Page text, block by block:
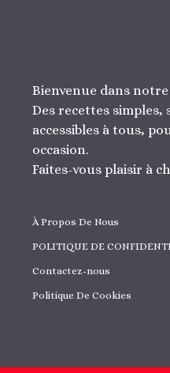
Bienvenue dans
Des recettes simples,
accessibles à tous,
occasion.
Faites-vous plaisir à
À Propos De Nous
POLITIQUE DE
Contactez-nous
Politique De Cookies